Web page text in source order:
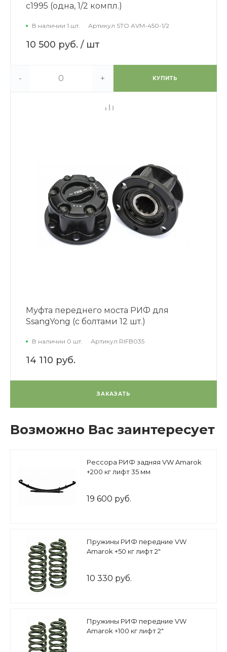
c1995 (одна, 1/2 компл.)
В наличии 1 шт. Артикул STO AVM-450-1/2
10 500 руб. / шт
- + КУПИТЬ
Муфта переднего моста РИФ для
SsangYong (с болтами 12 шт.)
В наличии 0 шт. Артикул RIFB035
14 110 руб.
ЗАКАЗАТЬ
Возможно Вас заинтересует
Рессора РИФ задняя VW Amarok
+200 кг лифт 35 мм
19 600 руб.
Пружины РИФ передние VW
Amarok +50 кг лифт 2"
10 330 руб.
Пружины РИФ передние VW
Amarok +100 кг лифт 2"